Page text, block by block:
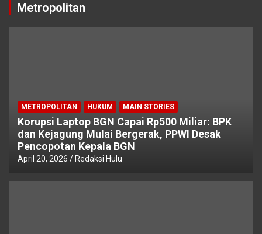
Metropolitan
METROPOLITAN HUKUM MAIN STORIES
Korupsi Laptop BGN Capai Rp500 Miliar: BPK
dan Kejagung Mulai Bergerak, PPWI Desak
Pencopotan Kepala BGN
April 20, 2026 Redaksi Hulu